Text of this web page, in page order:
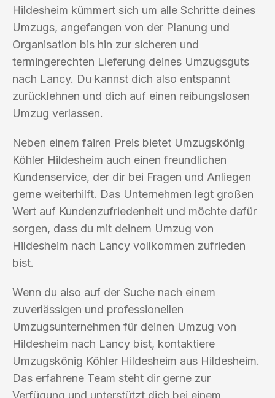
Hildesheim kümmert sich um alle Schritte deines
Umzugs, angefangen von der Planung und
Organisation bis hin zur sicheren und
termingerechten Lieferung deines Umzugsguts
nach Lancy. Du kannst dich also entspannt
zurücklehnen und dich auf einen reibungslosen
Umzug verlassen.
Neben einem fairen Preis bietet Umzugskönig
Köhler Hildesheim auch einen freundlichen
Kundenservice, der dir bei Fragen und Anliegen
gerne weiterhilft. Das Unternehmen legt großen
Wert auf Kundenzufriedenheit und möchte dafür
sorgen, dass du mit deinem Umzug von
Hildesheim nach Lancy vollkommen zufrieden
bist.
Wenn du also auf der Suche nach einem
zuverlässigen und professionellen
Umzugsunternehmen für deinen Umzug von
Hildesheim nach Lancy bist, kontaktiere
Umzugskönig Köhler Hildesheim aus Hildesheim.
Das erfahrene Team steht dir gerne zur
Verfügung und unterstützt dich bei einem